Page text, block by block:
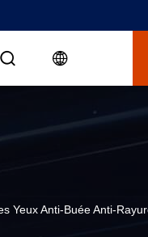
Yeux Anti-Buée Anti-